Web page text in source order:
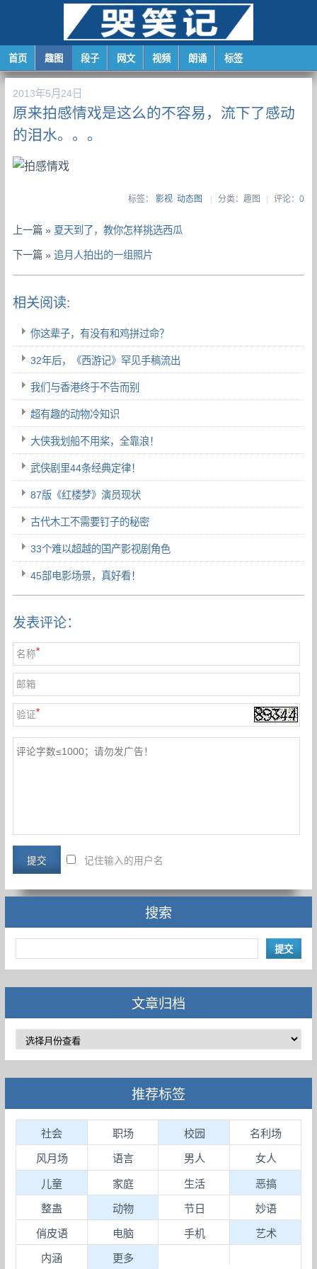
首页 趣图 段子 网文 视频 朗诵 标签
2013年5月24日
原来拍感情戏是这么的不容易，流下了感动
的泪水。。。
标签： 影视 动态图 | 分类：趣图 | 评论：0
上一篇 » 夏天到了，教你怎样挑选西瓜
下一篇 »追月人拍出的一组照片
相关阅读:
你这辈子，有没有和鸡拼过命？
32年后，《西游记》罕见手稿流出
我们与香港终于不告而别
超有趣的动物冷知识
大侠我划船不用桨，全靠浪！
武侠剧里44条经典定律！
87版《红楼梦》演员现状
古代木工不需要钉子的秘密
33个难以超越的国产影视剧角色
45部电影场景，真好看！
发表评论：
名称*
邮箱
验证*
记住输入的用户名
搜索
文章归档
推荐标签
社会 职场 校园 名利场
风月场 语言 男人 女人
儿童 家庭 生活 恶搞
整蛊 动物 节日 妙语
俏皮语 电脑 手机 艺术
内涵 更多